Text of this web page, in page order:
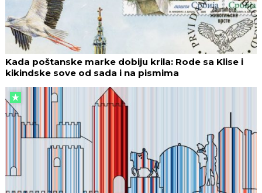
Kada poštanske marke dobiju krila: Rode sa Klise i
kikindske sove od sada i na pismima